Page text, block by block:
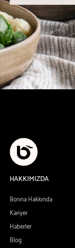
HAKKIMIZDA
Bonna Hakkında
Kariyer
Haberler
Blog